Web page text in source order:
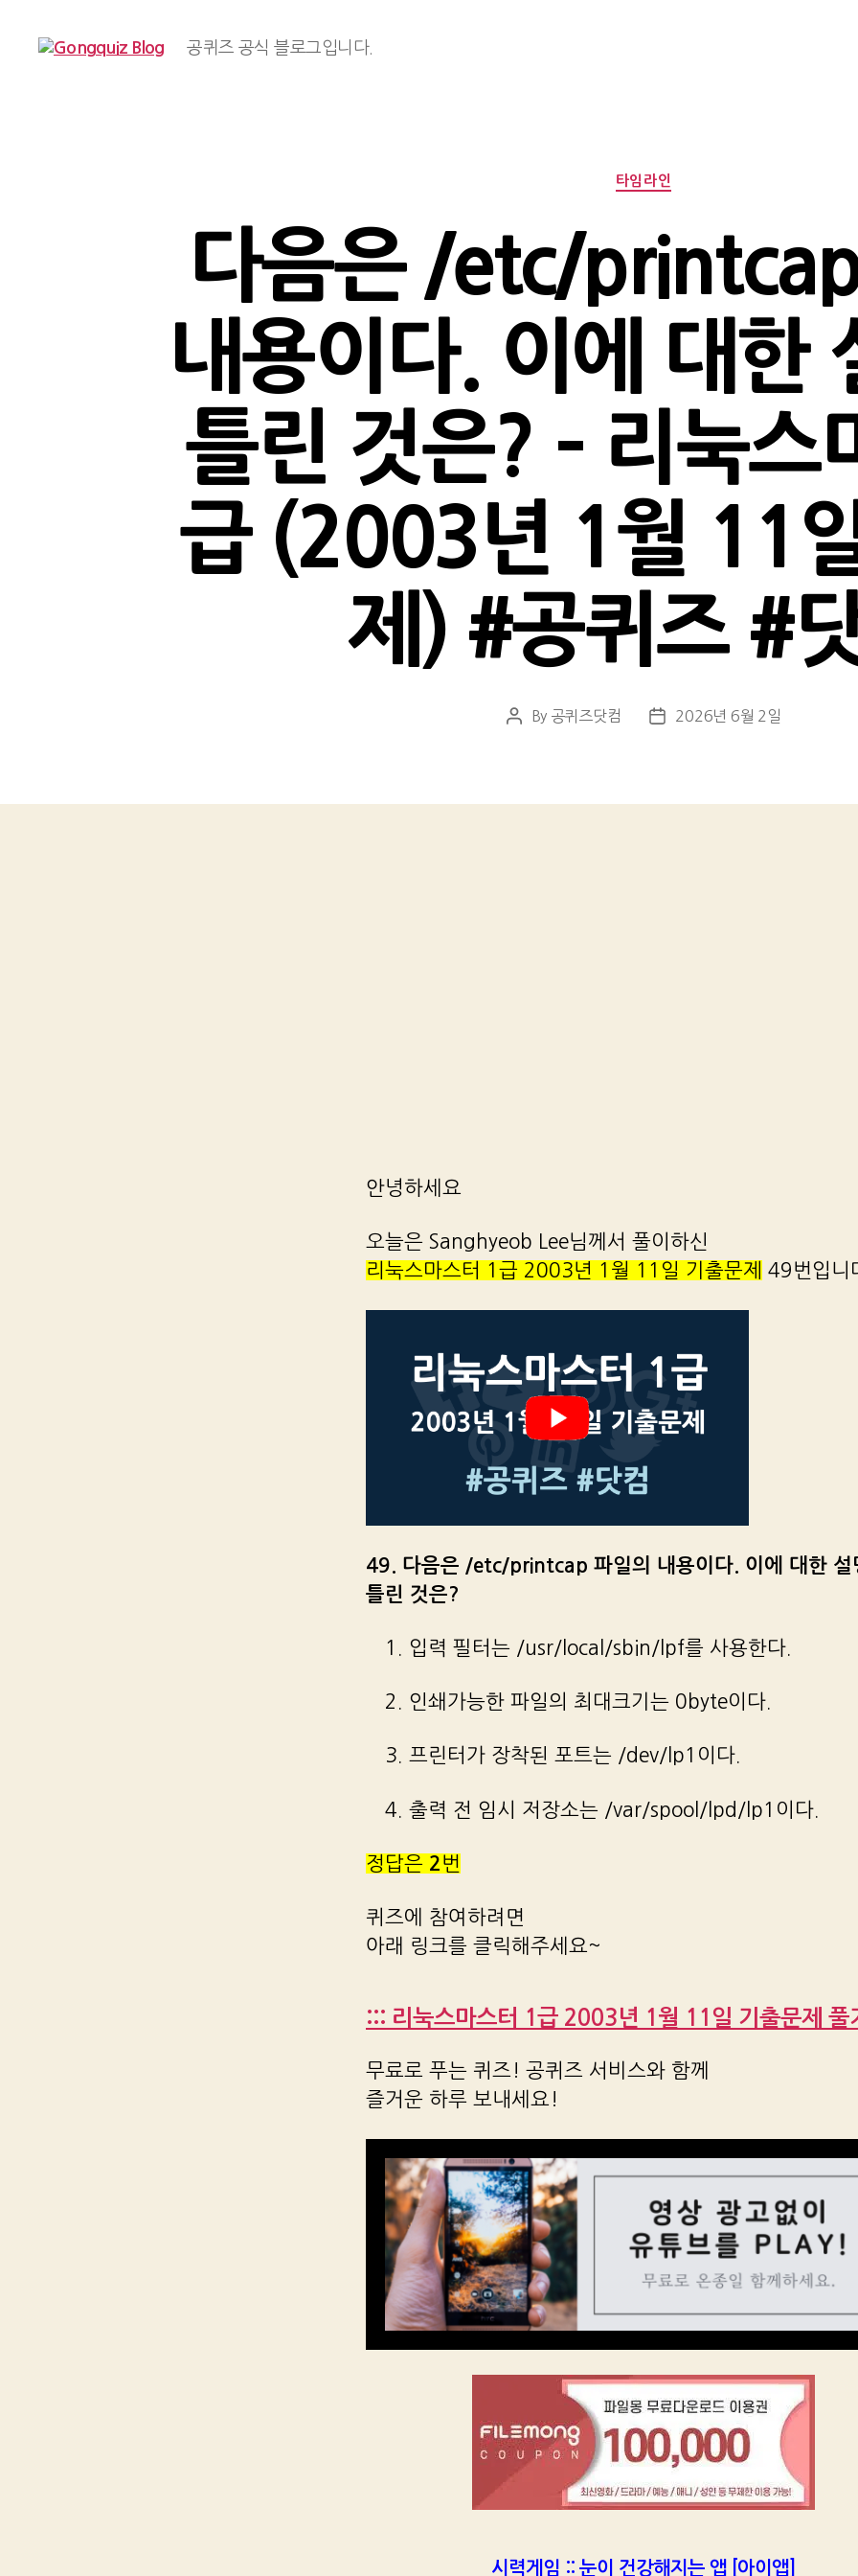
공퀴즈 공식 블로그입니다.
Categories
타임라인
다음은 /etc/
내용이다. 이에 대한
틀린 것은? – 리눅스
급 (2003년 1월 11
제) #공퀴즈 #
Post
By 공퀴즈닷컴
Post2026년 6월 2일
안녕하세요
오늘은 Sanghyeob Lee님께서 풀이하신
리눅스마스터 1급 2003년 1월 11일 기출문제
49번입니
49. 다음은 /etc/printcap 파일의 내용이다. 이에 대한 설
틀린 것은?
1. 입력 필터는 /usr/local/sbin/lpf를 사용한다.
2. 인쇄가능한 파일의 최대크기는 0byte이다.
3. 프린터가 장착된 포트는 /dev/lp1이다.
4. 출력 전 임시 저장소는 /var/spool/lpd/lp1이다.
정답은 2번
퀴즈에 참여하려면
아래 링크를 클릭해주세요~
::: 리눅스마스터 1급 2003년 1월 11일 기출문제 풀
무료로 푸는 퀴즈! 공퀴즈 서비스와 함께
즐거운 하루 보내세요!
시력게임 :: 눈이 건강해지는 앱 [아이앱]